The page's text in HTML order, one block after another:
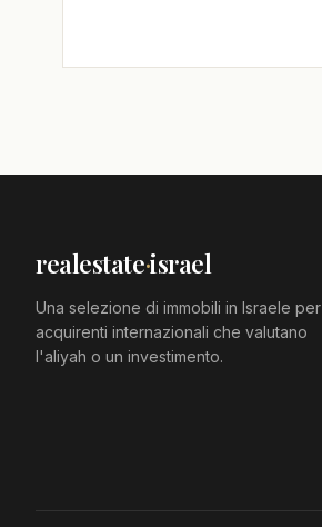
realestate·israel
Una selezione di immobili in Israele per
acquirenti internazionali che valutano
l'aliyah o un investimento.